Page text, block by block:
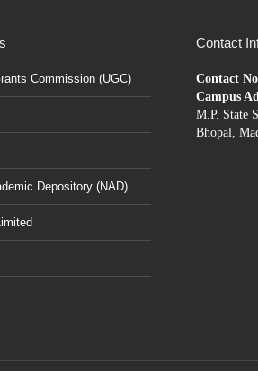
Commission (UGC)
Depository (NAD)
Contact
Contact
Campus
M.P. State
Bhopal,